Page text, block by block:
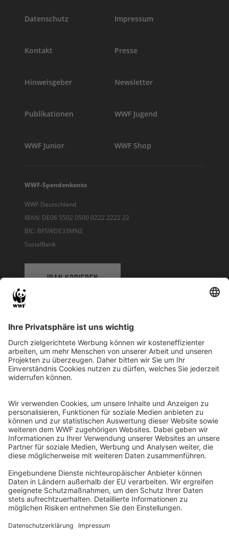
Datenschutz Impressum
Kontakt Presse
Hinweisgeber Newsletter
Publikationen WWF Jugend
WWF Junior WWF Shop
WWF-Spendenkonto
WWF Deutschland
IBAN: DE06 5502 0500 0222 2222 22
BIC: BFSWDE33MNZ
SozialBank
IBAN KOPIEREN
WWF Deutschland
Reinhardtstr. 18
10117 Berlin
Ihre Spende kann steuerlich geltend gemacht werden
Registriert als Stiftung WWF Deutschland, Senatsverwaltung für
Justiz Berlin, Az: 3416/976/2
Umsatzsteuer-Identifikationsnummer: DE 114236103
Freistellungsbescheid: Als gemeinnützige Körperschaft befreit
von der Körperschaftssteuer gem. §5 I 9 KStg. unter der
Steuernummer 27/641/09321